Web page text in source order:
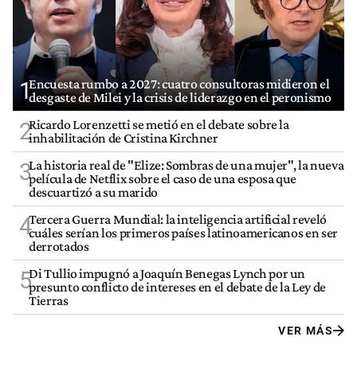
1Encuesta rumbo a 2027: cuatro consultoras midieron el
desgaste de Milei y la crisis de liderazgo en el peronismo
2Ricardo Lorenzetti se metió en el debate sobre la
inhabilitación de Cristina Kirchner
3La historia real de "Elize: Sombras de una mujer", la nueva
película de Netflix sobre el caso de una esposa que
descuartizó a su marido
4Tercera Guerra Mundial: la inteligencia artificial reveló
cuáles serían los primeros países latinoamericanos en ser
derrotados
5Di Tullio impugnó a Joaquín Benegas Lynch por un
presunto conflicto de intereses en el debate de la Ley de
Tierras
VER MÁS